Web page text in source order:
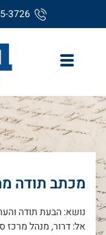
3726
מכתב תודה
נושא: הבעת תודה
אל: דרור, מנהל מרכז